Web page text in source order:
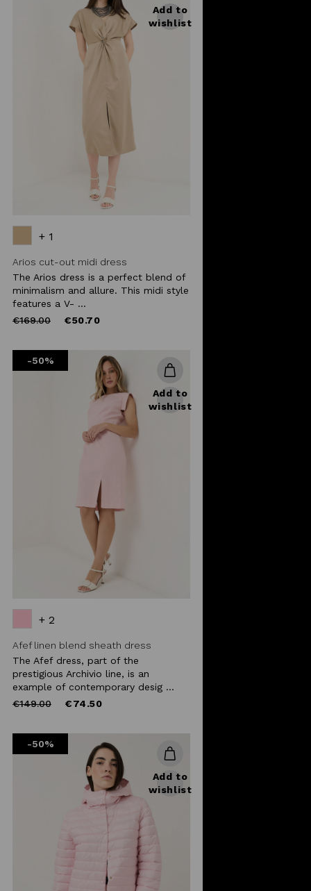
Add to
wishlist
+ 1
Arios cut-out midi dress
The Arios dress is a perfect blend of
minimalism and allure. This midi style
features a V- ...
Price
€169.00to €50.70
-50%
Add to
wishlist
+ 2
Afef linen blend sheath dress
The Afef dress, part of the
prestigious Archivio line, is an
example of contemporary desig ...
Price
€149.00to €74.50
-50%
Add to
wishlist